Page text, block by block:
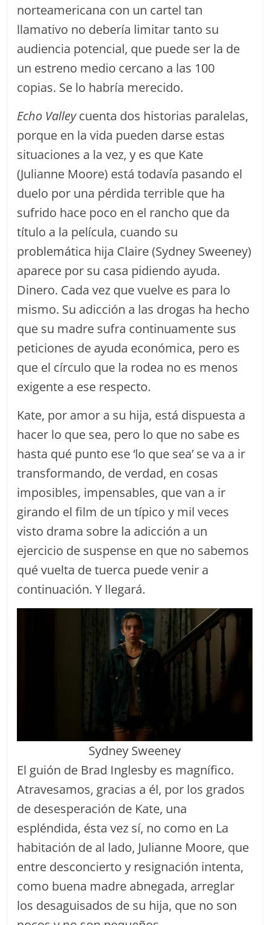
norteamericana con un cartel tan
llamativo no debería limitar tanto su
audiencia potencial, que puede ser la de
un estreno medio cercano a las 100
copias. Se lo habría merecido.
Echo Valleycuenta dos historias paralelas,
porque en la vida pueden darse estas
situaciones a la vez, y es que Kate
(Julianne Moore) está todavía pasando el
duelo por una pérdida terrible que ha
sufrido hace poco en el rancho que da
título a la película, cuando su
problemática hija Claire (Sydney Sweeney)
aparece por su casa pidiendo ayuda.
Dinero. Cada vez que vuelve es para lo
mismo. Su adicción a las drogas ha hecho
que su madre sufra continuamente sus
peticiones de ayuda económica, pero es
que el círculo que la rodea no es menos
exigente a ese respecto.
Kate, por amor a su hija, está dispuesta a
hacer lo que sea, pero lo que no sabe es
hasta qué punto ese ‘lo que sea’ se va a ir
transformando, de verdad, en cosas
imposibles, impensables, que van a ir
girando el film de un típico y mil veces
visto drama sobre la adicción a un
ejercicio de suspense en que no sabemos
qué vuelta de tuerca puede venir a
continuación. Y llegará.
Sydney Sweeney
El guión de Brad Inglesby es magnífico.
Atravesamos, gracias a él, por los grados
de desesperación de Kate, una
espléndida, ésta vez sí, no como en La
habitación de al lado, Julianne Moore, que
entre desconcierto y resignación intenta,
como buena madre abnegada, arreglar
los desaguisados de su hija, que no son